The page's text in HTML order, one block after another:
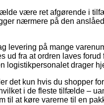
være ret afgørende i
nærmere på den
levering på mange
ud fra at ordren laves
logistikpersonalet drager
det kun hvis du shopper
i de fleste tilfælde –
til at køre varerne til en